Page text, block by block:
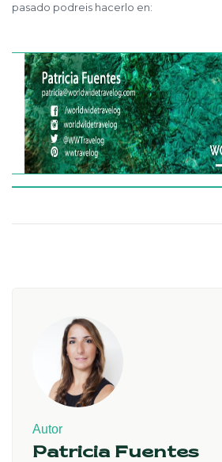
pasado podreis hacerlo en:
Autor
Patricia Fuentes